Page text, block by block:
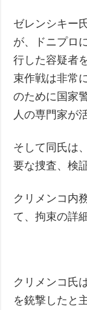
インタビュー
写真
動画
ゼレンシキー
が、ドニプロ
行した容疑者
束作戦は非常
のために国家
人の専門家が
そして同氏は
要な捜査、検
クリメンコ内
て、拘束の詳
クリメンコ氏
を銃撃したと